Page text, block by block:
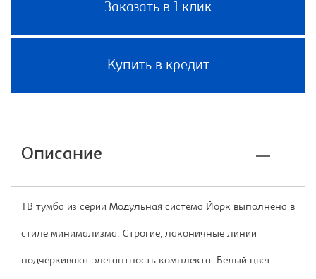
Заказать в 1 клик
Купить в кредит
Описание
ТВ тумба из серии Модульная система Йорк выполнена в
стиле минимализма. Строгие, лаконичные линии
подчеркивают элегантность комплекта. Белый цвет